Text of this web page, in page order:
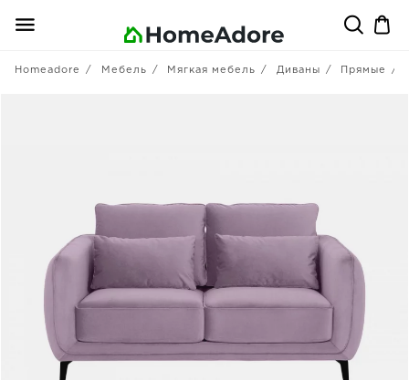
Homeadore Мебель Мягкая мебель Диваны Прямые